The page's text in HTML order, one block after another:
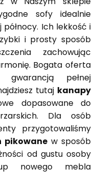
sofy idealnie
Ich lekkość i
i prosty sposób
zachowując
Bogata oferta
pełnej
tutaj kanapy
dopasowane do
Dla osób
przygotowaliśmy
pikowane w sposób
od gustu osoby
nowego mebla